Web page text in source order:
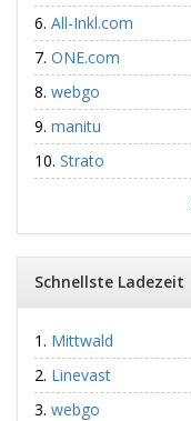
All-Inkl.com
ONE.com
webgo
manitu
Strato
Schnellste Ladezeit
Mittwald
Linevast
webgo